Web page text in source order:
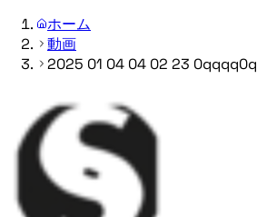
ホーム
動画
2025 01 04 04 02 23 0qqqq0q